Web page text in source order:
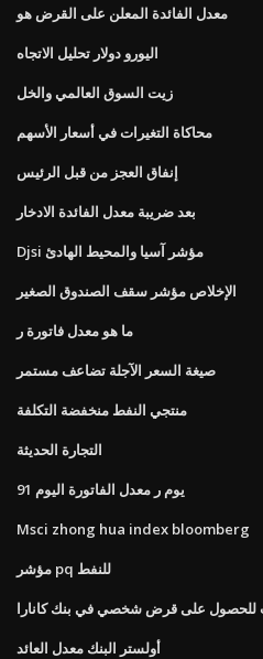
معدل الفائدة المعلن على القرض هو
اليورو دولار تحليل الاتجاه
زيت السوق العالمي والخل
محاكاة التغيرات في أسعار الأسهم
إنفاق العجز من قبل الرئيس
بعد ضريبة معدل الفائدة الادخار
Djsi مؤشر آسيا والمحيط الهادئ
الإخلاص مؤشر سقف الصندوق الصغير
ما هو معدل فاتورة ر
صيغة السعر الآجلة تضاعف مستمر
منتجي النفط منخفضة التكلفة
التجارة الحديثة
91 يوم ر معدل الفاتورة اليوم
Msci zhong hua index bloomberg
مؤشر pq للنفط
للحصول على قرض شخصي في بنك كانارا
أولستر البنك معدل العائد